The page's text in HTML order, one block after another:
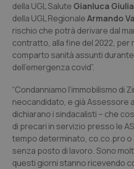
Calabria
Campania
Emilia-Romagna
Friuli Venezia Giulia
Lazio
Liguria
Asma & BPCO
Car-T
Colesterolo &
Dermatite Atopica
Diabete & glucometri
Disturbi dell’umore
della UGL Salute Gianluca
della UGL RegionaleArmando
rischio che potrà derivare dal
contratto, alla fine del 2022, per
comparto sanità assunti
dell’emergenza covid”.
“Condanniamo l’immobilismo di
neocandidato, e già Assessore
dichiarano i sindacalisti – che
di precari in servizio presso le
tempo determinato, co.co.pro o
senza posto di lavoro. Sono
questi giorni stanno ricevendo